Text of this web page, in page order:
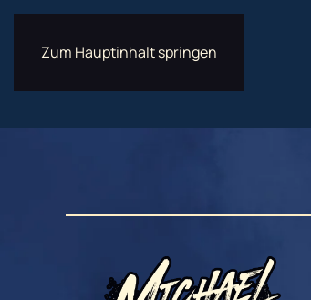
Zum Hauptinhalt springen